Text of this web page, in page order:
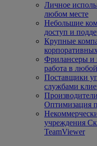
Личное
любом месте
Небольшие
доступ и
Крупные
Фрилансеры и
работа в
Поставщики
службами
Оптимизация
учреждения
TeamViewer